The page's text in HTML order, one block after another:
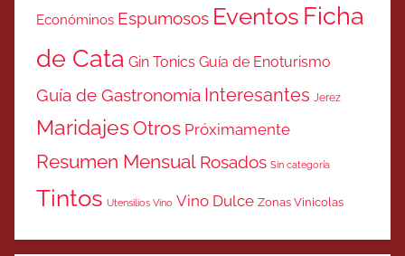
Económinos Espumosos Eventos Ficha
de Cata Gin Tonics Guía de Enoturismo
Guía de Gastronomía Interesantes Jerez
MaridajesOtros Próximamente
Resumen Mensual Rosados Sin categoría
Tintos Utensilios Vino Vino Dulce Zonas Vinicolas